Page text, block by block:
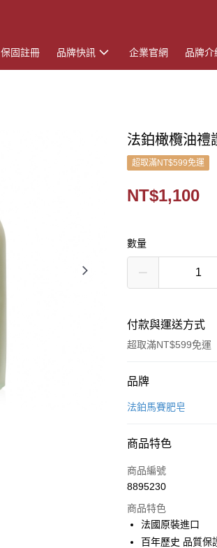
保固註冊 品牌快訊 企業官網 品牌介
法鉑橄欖油禮
超取滿NT$599免運
NT$1,100
數量
付款與運送方式
超取滿NT$599免運
付款方式
信用卡一次付款
Apple Pay
街口支付
悠遊付
品牌
法鉑馬賽肥皂
商品特色
商品編號
8895230
商品特色
法國原裝進口
百年歷史 品質保